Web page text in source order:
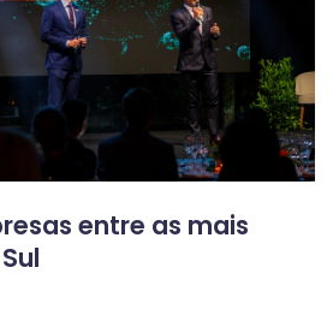
entre as mais